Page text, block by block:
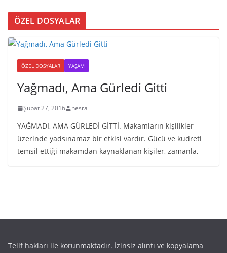
ÖZEL DOSYALAR
ÖZEL DOSYALAR YAŞAM
Yağmadı, Ama Gürledi Gitti
Şubat 27, 2016 nesra
YAĞMADI, AMA GÜRLEDİ GİTTİ. Makamların kişilikler
üzerinde yadsınamaz bir etkisi vardır. Gücü ve kudreti
temsil ettiği makamdan kaynaklanan kişiler, zamanla,
Telif hakları ile korunmaktadır. İzinsiz alıntı ve kopyalama